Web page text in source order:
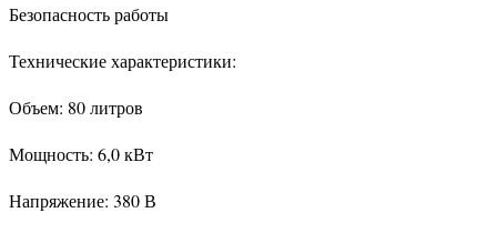
Безопасность работы
Технические характеристики:
Объем: 80 литров
Мощность: 6,0 кВт
Напряжение: 380 В